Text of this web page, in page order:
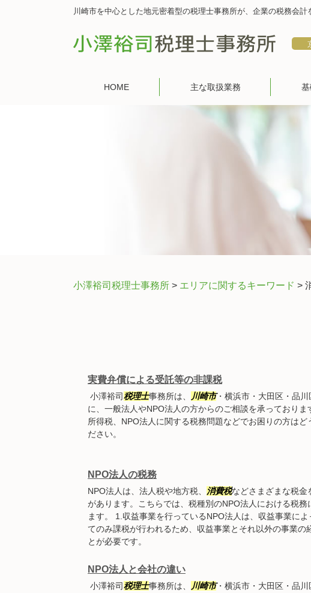
川崎市を中心とした地元密着型の税理士事務所が、企業の税務会計
HOME 主な取扱業務
小澤裕司税理士事務所 > エリアに関するキーワード >
実費弁償による受託等の非課税
小澤裕司税理士事務所は、 川崎市・横浜市・大田区・品
に、一般法人やNPO法人の方からのご相談を承っておりま
所得税、NPO法人に関する税務問題などでお困りの方はど
ださい。
NPO法人の税務
NPO法人は、法人税や地方税、 消費税などさまざまな税金
があります。こちらでは、税種別のNPO法人における税務
ます。 1.収益事業を行っているNPO法人は、収益事業に
てのみ課税が行われるため、収益事業とそれ以外の事業の
とが必要です。
NPO法人と会社の違い
小澤裕司税理士事務所は、 川崎市・横浜市・大田区・品